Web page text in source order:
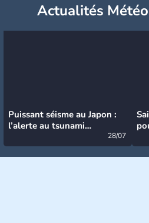
Actualités
Puissant séisme au Japon :
l’alerte au tsunami
28/07